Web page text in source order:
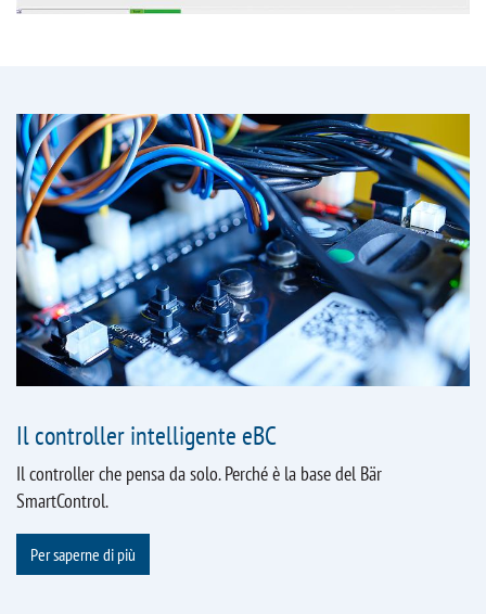
Il controller intelligente eBC
Il controller che pensa da solo. Perché è la base del Bär
SmartControl.
Per saperne di più